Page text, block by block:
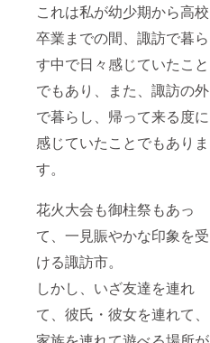
これは私が幼少期から高校
卒業までの間、諏訪で暮ら
す中で日々感じていたこと
でもあり、また、諏訪の外
で暮らし、帰って来る度に
感じていたことでもありま
す。
花火大会も御柱祭もあっ
て、一見賑やかな印象を受
ける諏訪市。
しかし、いざ友達を連れ
て、彼氏・彼女を連れて、